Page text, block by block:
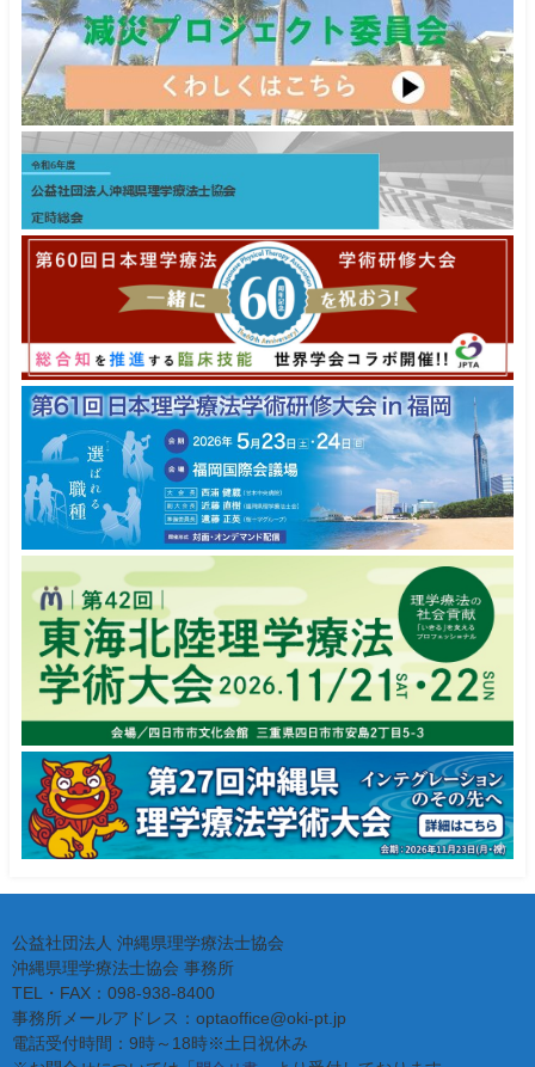
公益社団法人 沖縄県理学療法士協会
沖縄県理学療法士協会 事務所
TEL・FAX：098-938-8400
事務所メールアドレス：optaoffice@oki-pt.jp
電話受付時間：9時～18時※土日祝休み